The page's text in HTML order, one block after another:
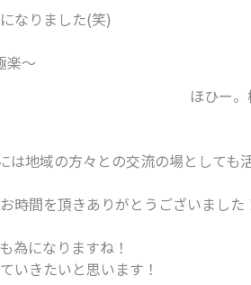
なりました(笑)
ほひー。
は地域の方々との交流の場として
時間を頂きありがとうございました
為になりますね！
いきたいと思います！